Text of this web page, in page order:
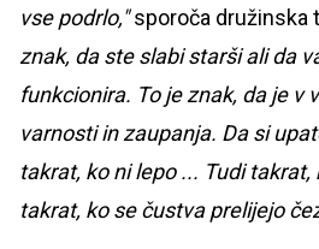
vse podrlo,"sporoča družinska
znak, da ste slabi starši ali da
funkcionira. To je znak, da je v
varnosti in zaupanja. Da si
takrat, ko ni lepo ... Tudi
takrat, ko se čustva prelijejo